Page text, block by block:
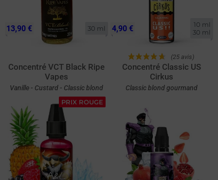
30 ml
Concentré VCT Black Ripe
Vapes
Vanille - Custard - Classic blond
13,90 €
10 ml
30 ml
(25 avis)
Concentré Classic US
Cirkus
Classic blond gourmand
4,90 €
PRIX ROUGE